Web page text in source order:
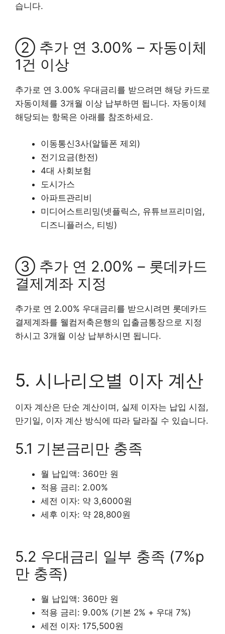
습니다.
② 추가 연 3.00% – 자동이체
1건 이상
추가로 연 3.00% 우대금리를 받으려면 해당 카드로
자동이체를 3개월 이상 납부하면 됩니다. 자동이체
해당되는 항목은 아래를 참조하세요.
이동통신3사(알뜰폰 제외)
전기요금(한전)
4대 사회보험
도시가스
아파트관리비
미디어스트리밍(넷플릭스, 유튜브프리미엄,
디즈니플러스, 티빙)
③ 추가 연 2.00% – 롯데카드
결제계좌 지정
추가로 연 2.00% 우대금리를 받으시려면 롯데카드
결제계좌를 웰컴저축은행의 입출금통장으로 지정
하시고 3개월 이상 납부하시면 됩니다.
5. 시나리오별 이자 계산
이자 계산은 단순 계산이며, 실제 이자는 납입 시점,
만기일, 이자 계산 방식에 따라 달라질 수 있습니다.
5.1 기본금리만 충족
월 납입액: 360만 원
적용 금리: 2.00%
세전 이자: 약 3,6000원
세후 이자: 약 28,800원
5.2 우대금리 일부 충족 (7%p
만 충족)
월 납입액: 360만 원
적용 금리: 9.00% (기본 2% + 우대 7%)
세전 이자: 175,500원